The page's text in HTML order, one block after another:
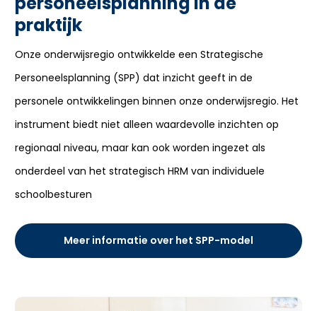
praktijk
Onze onderwijsregio ontwikkelde een Strategische
Personeelsplanning (SPP) dat inzicht geeft in de
personele ontwikkelingen binnen onze onderwijsregio. Het
instrument biedt niet alleen waardevolle inzichten op
regionaal niveau, maar kan ook worden ingezet als
onderdeel van het strategisch HRM van individuele
schoolbesturen
Meer informatie over het SPP-model